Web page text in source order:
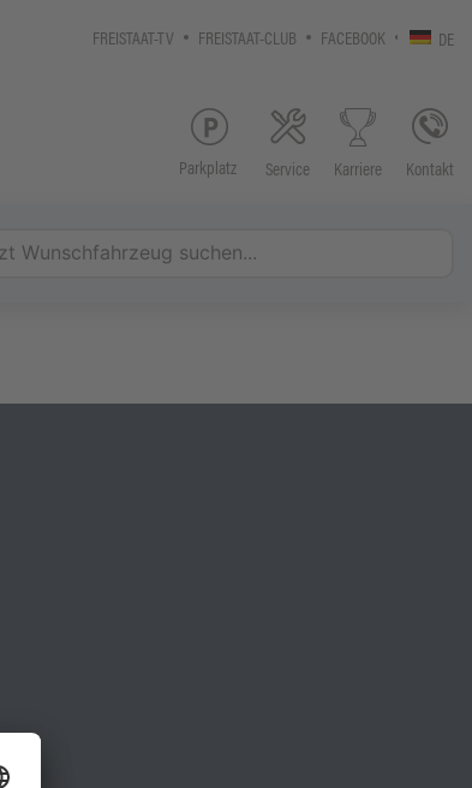
FREISTAAT-TV FREISTAAT-CLUB FACEBOOK DE
Parkplatz Service Karriere Kontakt